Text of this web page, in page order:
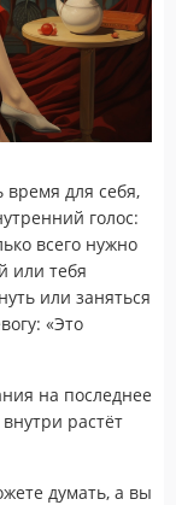
для себя,
голос:
всего нужно
или тебя
или заняться
«Это
на последнее
растёт
думать, а вы